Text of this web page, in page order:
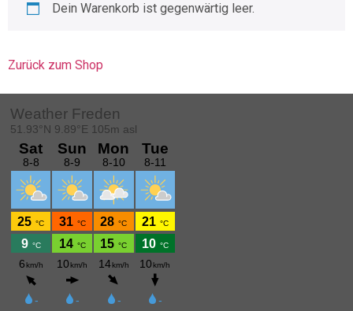
Dein Warenkorb ist gegenwärtig leer.
Zurück zum Shop